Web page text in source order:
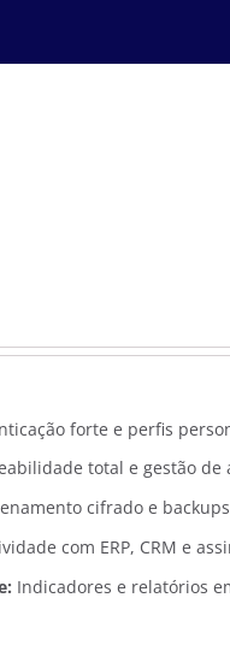
forte e perfis
total e gestão de
cifrado e
com ERP, CRM e
Indicadores e relatórios